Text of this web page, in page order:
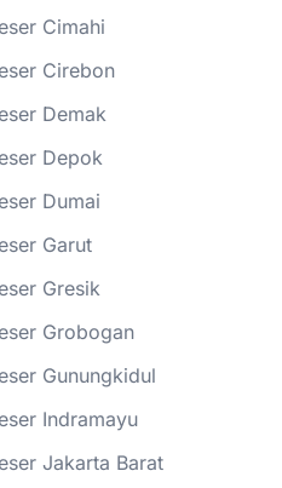
Cimahi
Cirebon
Demak
Depok
Dumai
Garut
Gresik
Grobogan
Gunungkidul
Indramayu
Jakarta Barat